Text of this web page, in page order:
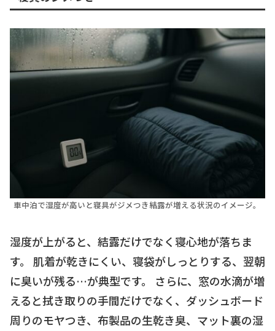
車中泊で湿度が高いと寝具がジメつき結露が増える状況のイメージ。
湿度が上がると、結露だけでなく寝心地が落ちま
す。 肌着が乾きにくい、寝袋がしっとりする、翌朝
に臭いが残る…が典型です。 さらに、窓の水滴が増
えると拭き取りの手間だけでなく、ダッシュボード
周りのモヤつき、布製品の生乾き臭、マット裏の湿